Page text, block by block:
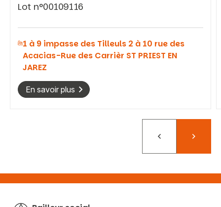
Rechercher
Lot n°00109116
1 à 9 impasse des Tilleuls 2 à 10 rue des
Acacias-Rue des Carrièr ST PRIEST EN
JAREZ
En savoir plus
PrécédentSuivant